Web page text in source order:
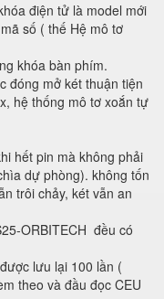
điện tử là model mới
số ( thế Hệ mô tơ
khóa bàn phím.
đóng mở két thuận tiện
hệ thống mô tơ xoắn tự
hết pin mà không phải
dự phòng). không tốn
trôi chảy, két vẫn an
ORBITECH đều có
lưu lại 100 lần (
theo và đầu đọc CEU